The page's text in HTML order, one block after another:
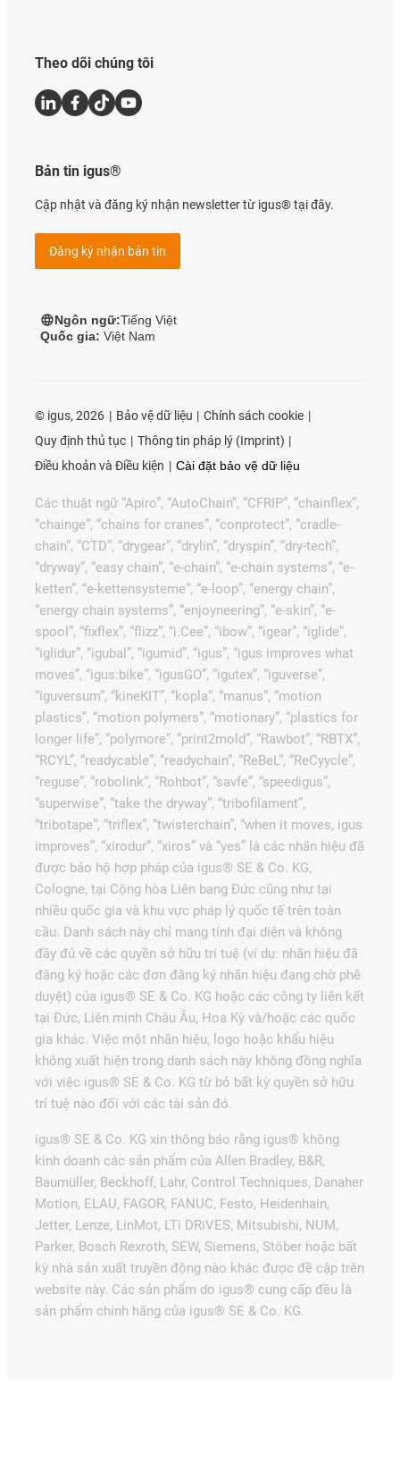
Theo dõi chúng tôi
Bản tin igus®
Cập nhật và đăng ký nhận newsletter từ igus® tại đây.
Đăng ký nhận bản tin
Ngôn ngữ:Tiếng Việt
Quốc gia: Việt Nam
© igus, 2026 Bảo vệ dữ liệu
Chính sách cookie
Quy định thủ tục
Thông tin pháp lý (Imprint)
Điều khoản và Điều kiện
Cài đặt bảo vệ dữ liệu
Các thuật ngữ “Apiro”, “AutoChain”, “CFRIP”, “chainflex”,
“chainge”, “chains for cranes”, “conprotect”, “cradle-
chain”, “CTD”, “drygear”, “drylin”, “dryspin”, “dry-tech”,
“dryway”, “easy chain”, “e-chain”, “e-chain systems”, “e-
ketten”, “e-kettensysteme”, “e-loop”, “energy chain”,
“energy chain systems”, “enjoyneering”, “e-skin”, “e-
spool”, “fixflex”, “flizz”, “i.Cee”, “ibow”, “igear”, “iglide”,
“iglidur”, “igubal”, “igumid”, “igus”, “igus improves what
moves”, “igus:bike”, “igusGO”, “igutex”, “iguverse”,
“iguversum”, “kineKIT”, “kopla”, “manus”, “motion
plastics”, “motion polymers”, “motionary”, “plastics for
longer life”, “polymore”, “print2mold”, “Rawbot”, “RBTX”,
“RCYL”, “readycable”, “readychain”, “ReBeL”, “ReCyycle”,
“reguse”, “robolink”, “Rohbot”, “savfe”, “speedigus”,
“superwise”, “take the dryway”, “tribofilament”,
“tribotape”, “triflex”, “twisterchain”, “when it moves, igus
improves”, “xirodur”, “xiros” và “yes” là các nhãn hiệu đã
được bảo hộ hợp pháp của igus® SE & Co. KG,
Cologne, tại Cộng hòa Liên bang Đức cũng như tại
nhiều quốc gia và khu vực pháp lý quốc tế trên toàn
cầu. Danh sách này chỉ mang tính đại diện và không
đầy đủ về các quyền sở hữu trí tuệ (ví dụ: nhãn hiệu đã
đăng ký hoặc các đơn đăng ký nhãn hiệu đang chờ phê
duyệt) của igus® SE & Co. KG hoặc các công ty liên kết
tại Đức, Liên minh Châu Âu, Hoa Kỳ và/hoặc các quốc
gia khác. Việc một nhãn hiệu, logo hoặc khẩu hiệu
không xuất hiện trong danh sách này không đồng nghĩa
với việc igus® SE & Co. KG từ bỏ bất kỳ quyền sở hữu
trí tuệ nào đối với các tài sản đó.
igus® SE & Co. KG xin thông báo rằng igus® không
kinh doanh các sản phẩm của Allen Bradley, B&R,
Baumüller, Beckhoff, Lahr, Control Techniques, Danaher
Motion, ELAU, FAGOR, FANUC, Festo, Heidenhain,
Jetter, Lenze, LinMot, LTi DRiVES, Mitsubishi, NUM,
Parker, Bosch Rexroth, SEW, Siemens, Stöber hoặc bất
kỳ nhà sản xuất truyền động nào khác được đề cập trên
website này. Các sản phẩm do igus® cung cấp đều là
sản phẩm chính hãng của igus® SE & Co. KG.